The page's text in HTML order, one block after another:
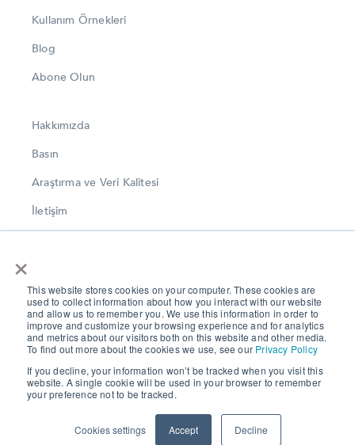
×
This website stores cookies on your computer. These cookies are
used to collect information about how you interact with our website
and allow us to remember you. We use this information in order to
improve and customize your browsing experience and for analytics
and metrics about our visitors both on this website and other media.
To find out more about the cookies we use, see our Privacy Policy
If you decline, your information won’t be tracked when you visit this
website. A single cookie will be used in your browser to remember
your preference not to be tracked.
Cookies settings Accept Decline
Kullanım Örnekleri
Blog
Abone Olun
Hakkımızda
Basın
Araştırma ve Veri Kalitesi
İletişim
Twitter
Gizlilik ve Veri Koruma
© 2022 Twentify ·sales@twentify.com· Toronto ·
İstanbul · Londra · New Delhi